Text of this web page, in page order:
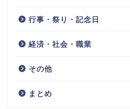
行事・祭り・記念日
経済・社会・職業
その他
まとめ